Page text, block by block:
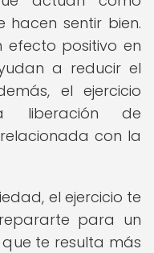
hacen sentir bien.
efecto positivo en
a reducir el
el ejercicio
liberación de
con la
el ejercicio te
para un
te resulta más